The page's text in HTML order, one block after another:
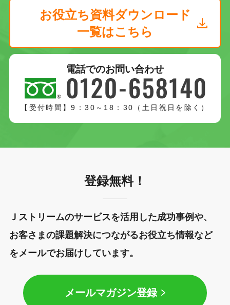
お役立ち資料ダウンロード
一覧はこちら
電話でのお問い合わせ
【受付時間】9：30～18：30（土日祝日を除く）
登録無料！
Ｊストリームのサービスを活用した成功事例や、
お客さまの課題解決につながるお役立ち情報など
をメールでお届けしています。
メールマガジン登録